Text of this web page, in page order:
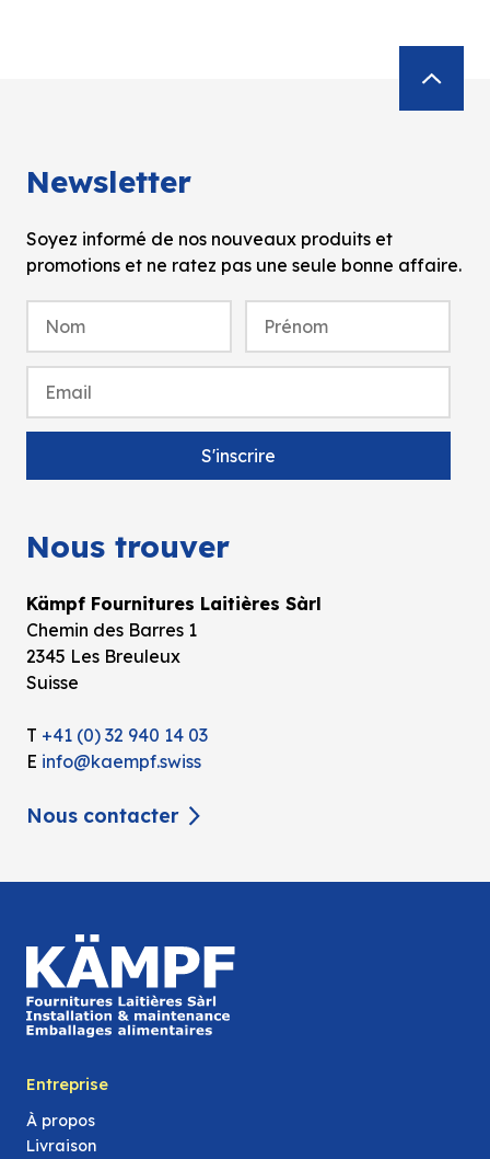
Newsletter
Soyez informé de nos nouveaux produits et
promotions et ne ratez pas une seule bonne affaire.
Nous trouver
Kämpf Fournitures Laitières Sàrl
Chemin des Barres 1
2345 Les Breuleux
Suisse
T +41 (0) 32 940 14 03
E info@kaempf.swiss
Nous contacter
Entreprise
À propos
Livraison